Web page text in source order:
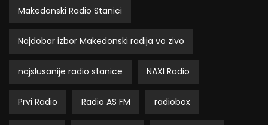
Makedonski Radio Stanici
Najdobar izbor Makedonski radija vo zivo
najslusanije radio stanice NAXI Radio
Prvi Radio Radio AS FM radiobox